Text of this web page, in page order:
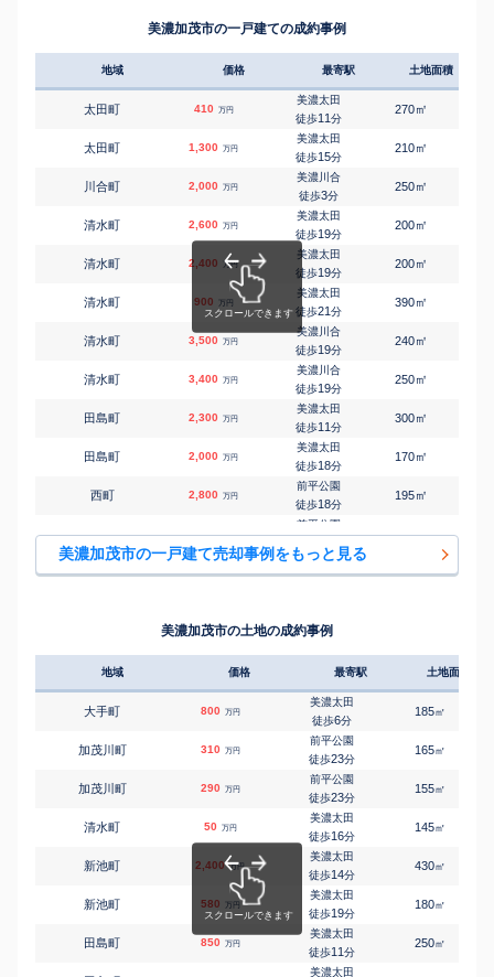
美濃加茂市の一戸建ての成約事例
地域 価格 最寄駅 土地面積
太田町 410 万円
美濃太田
徒歩11分
270㎡
太田町 1,300 万円
美濃太田
徒歩15分
210㎡
川合町 2,000 万円
美濃川合
徒歩3分
250㎡
清水町 2,600 万円
美濃太田
徒歩19分
200㎡
清水町 2,400 万円
美濃太田
徒歩19分
200㎡
清水町 900 万円
美濃太田
徒歩21分
390㎡
清水町 3,500 万円
美濃川合
徒歩19分
240㎡
清水町 3,400 万円
美濃川合
徒歩19分
250㎡
田島町 2,300 万円
美濃太田
徒歩11分
300㎡
田島町 2,000 万円
美濃太田
徒歩18分
170㎡
西町 2,800 万円
前平公園
徒歩18分
195㎡
深田町 1,200 万円
前平公園
155㎡
深田町 450 万円
美濃太田
23
110㎡ 120
美濃太田
徒歩26分
本郷町 2,700 万円
美濃川合
徒歩18分
210㎡ 115
古井
徒歩4分
古井
徒歩4分
古井
徒歩4分
680 万円
古井
徒歩10分
万円
古井
徒歩10分
美濃加茂市の一戸建て売却事例をもっと見る
美濃加茂市の土地の成約事例
地域 価格 最寄駅 土地面積
大手町 800 万円
美濃太田
徒歩6分
185㎡
加茂川町 310 万円
前平公園
徒歩23分
165㎡
加茂川町 290 万円
前平公園
徒歩23分
155㎡
清水町 50 万円
美濃太田
徒歩16分
145㎡
新池町 2,400 万円
美濃太田
徒歩14分
430㎡
新池町 580 万円
美濃太田
徒歩19分
180㎡
田島町 850 万円
美濃太田
徒歩11分
250㎡
美濃太田